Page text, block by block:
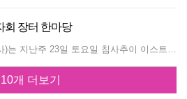
회 장터 한마당
홍콩제일교회(담임 김 훈 목사)는 지난주 23일 토요일 침사추이 이스트에 위치한 예배당(Energy Plaza 8 층)에서 제22회 제일교회 바자회를 개최해 한인들을 위한 장터 마당을 열었다. 교회 측은 올해 특별히 부산에서 직송해온 굴비, 부산오뎅과 각종 건어물, 반찬류를 공들여 준비했고 명란젓, 조개젓, 어채볶음 등 입맛을 살려주는 밑반찬 코너도 인기를 끌었다. 교민업체에서는 천연비누와 실버스타, 밍크의류, 황성주 생식, 라텍스, 홍삼, 주방세제 등 다양한 생활용품이 저렴한 가격으로 선보였다. 김 훈 목사는“올해는 더 많은 교회 내 봉사자들이 참여해 활기를 더했다. 작년도 바자회에 비해 품목은 다소 줄었으나 방문객은 약간 늘었으며 수익금도 작년에 준 할 것으로 예상한다”고 말했다. 3년전 까우룽통에서 침똥으로 이사한 제일교회는 제일문화센터를 운영하며 기독교 전도와 지역 교민사회에 교육기회활동을 동시에 제공하고있 다. 올해 문화센터 5기에는 음악, 광동어, 요가 등 7개 강좌 15개 클래스에 이르렀다. 모두 전공자이나 현직 전문강사들로 구성됐음에도 수강자들에게는 월 200홍콩달러만 받고 있다. 김 훈 목사는“요즘 한국은 각 구청이나 동사무소에서도 유익한 강좌가 많아 서민들에게 배움의 기회를 널리 주고, 강사에게도 보람을 주는 기회가 많아지고 있는데 홍콩 한인사회에는 그런 면에서 많이 뒤쳐지는 것 같다. 교회가 지역 사회를 위해 그런 책임을 가져야 한다고 생각한다”며 문화센터의 취지를 밝혔다. 작년 수강생이 80여명에 이르렀으나 올해는 100명으로 예상되고 일부 음악 클래스는 대기자도 있는 현황이다. 글/사진 손정호 편집장
10개 더보기